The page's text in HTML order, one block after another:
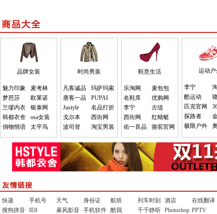
品牌女装
魅力印象
麦考林
梦芭莎
欧莱诺
兰缪内衣
银泰网
韩都衣舍
osa女装
俏物悄语
太平鸟
时尚男装
凡客诚品
玛萨玛索
唐客一品
PUPAI
Justyle
名品打折
戈尔本
西街网
波司登
淘宝男装
鞋意生活
乐淘网
麦包包
名鞋库
优购网
李宁
古缇
西街网
红蜻蜓
佑一良品
骆驼官网
运动
李宁
酷运动
匹克官网
探路者
极限户外
快递 手机号 天气 身份证 航班 列车时刻 酒店
在线翻译
搜狗拼音 IE8 暴风影音 手机软件 酷我 千千静听 Photoshop PPTV